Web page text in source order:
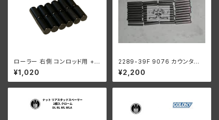
ローラー 右側 コンロッド用 +0
006 オーバーサイズ 12個入り
ハーレーダビッドソン 1929-73
年 DL RL WL G エンジン
¥1,020
2289-39F 9076 カウンター
シャフト ロングローラー 1ギア
ボックス用 .0004オーバーサイ
ズ
¥2,200